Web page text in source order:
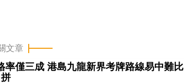
文章
率僅三成 港島九龍新界考牌路線易中難比
拼